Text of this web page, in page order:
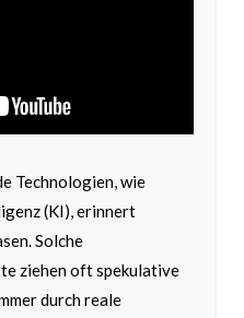
Technologien, wie
(KI), erinnert
Solche
ziehen oft spekulative
durch reale